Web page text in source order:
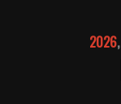
2026,